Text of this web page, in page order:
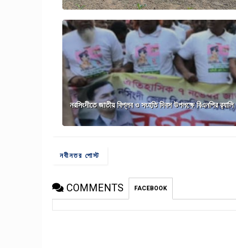
নরসিংদীতে জাতীয় বিপ্লব ও সংহতি দিবস উপলক্ষে বিএনপির র‍্যালি
নবীনতর পোস্ট
COMMENTS FACEBOOK